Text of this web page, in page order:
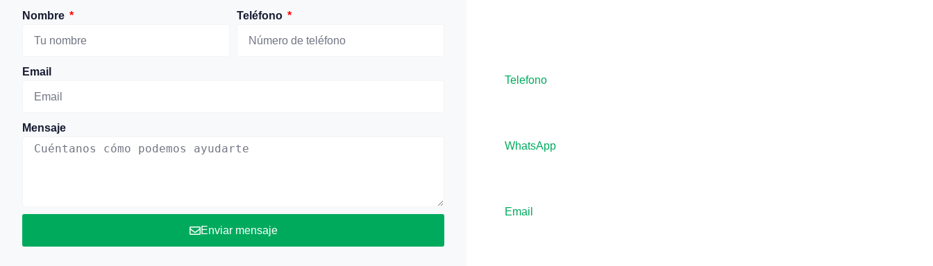
Nombre Teléfono
Email
Mensaje
Enviar mensaje
Telefono
WhatsApp
Email